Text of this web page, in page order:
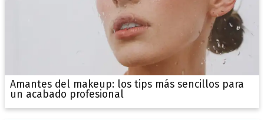
Amantes del makeup: los tips más sencillos para
un acabado profesional